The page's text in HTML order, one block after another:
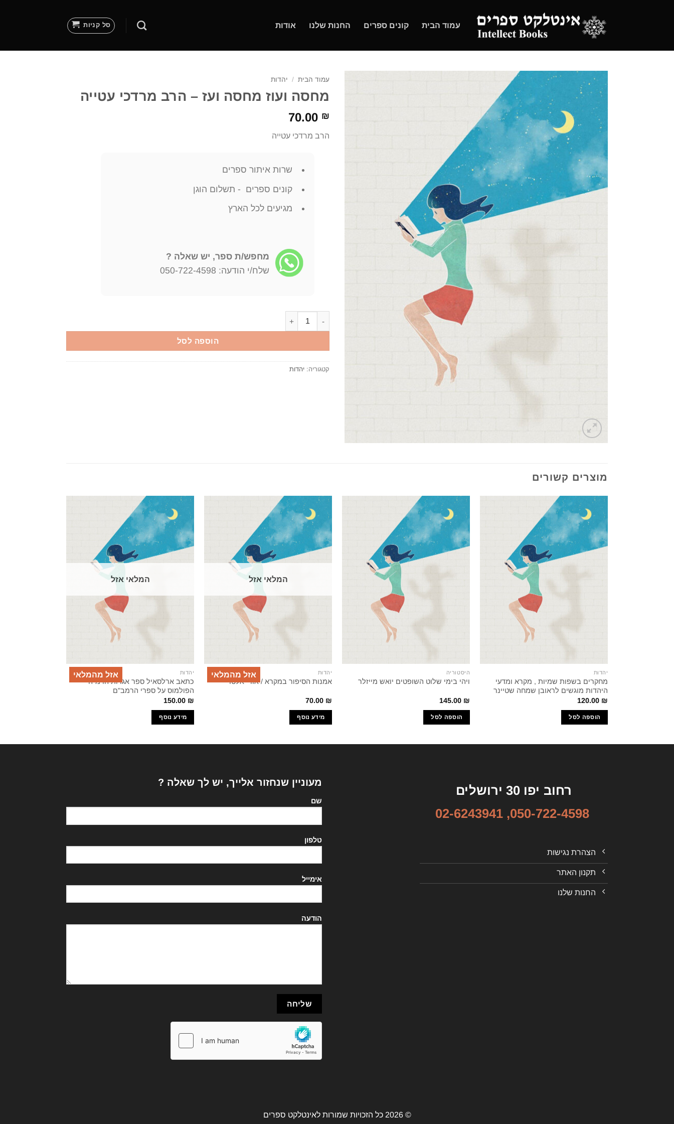
עמוד הבית קונים ספרים החנות שלנו אודות סל קניות
עמוד הבית / יהדות
מחסה ועוז מחסה ועז – הרב מרדכי עטייה
70.00 ₪
הרב מרדכי עטייה
שרות איתור ספרים
קונים ספרים - תשלום הוגן
מגיעים לכל הארץ
מחפש/ת ספר, יש שאלה ?
שלח/י הודעה: 050-722-4598
כמות של מחסה ועוז מחסה ועז - הרב מרדכי עטייה
הוספה לסל
קטגוריה: יהדות
מוצרים קשורים
יהדות
מחקרים בשפות שמיות , מקרא ומדעי
היהדות מוגשים לראובן שמחה שטיינר
120.00 ₪
הוספה לסל
היסטוריה
ויהי בימי שלוט השופטים יואש מייזלר
145.00 ₪
הוספה לסל
המלאי אזל
אזל מהמלאי יהדות
אמנות הסיפור במקרא / אורי אלטר
70.00 ₪
מידע נוסף
המלאי אזל
אזל מהמלאי יהדות
כתאב ארלסאיל ספר אגרות הרמ"ה
הפולמוס על ספרי הרמב"ם
150.00 ₪
מידע נוסף
רחוב יפו 30 ירושלים
050-722-4598
,
02-6243941
הצהרת נגישות
תקנון האתר
החנות שלנו
מעוניין שנחזור אלייך, יש לך שאלה ?
שם
טלפון
אימייל
הודעה
© 2026 כל הזכויות שמורות לאינטלקט ספרים